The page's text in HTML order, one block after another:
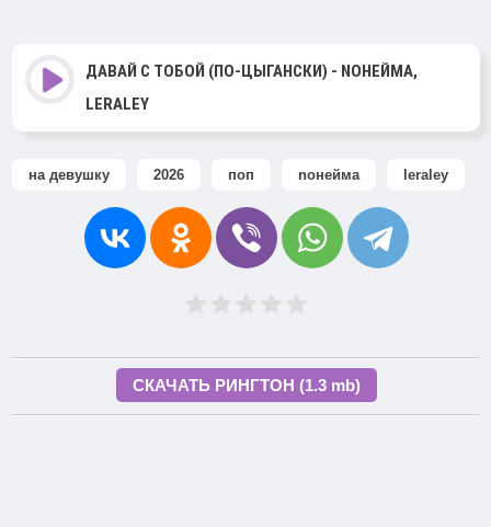
ДАВАЙ С ТОБОЙ (ПО-ЦЫГАНСКИ) - NOНЕЙМА,
LERALEY
на девушку 2026 поп noнейма leraley
СКАЧАТЬ РИНГТОН (1.3 mb)